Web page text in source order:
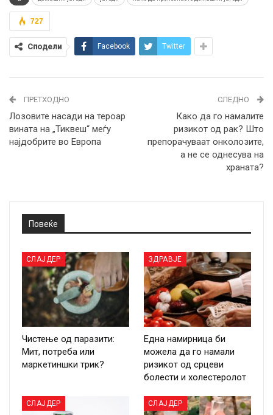
727
Сподели Facebook Twitter
ПРЕТХОДНО
Лозовите насади на тероар
вината на „Тиквеш“ меѓу
најдобрите во Европа
СЛЕДНО
Како да го намалите
ризикот од рак? Што
препорачуваат онколозите,
а не се однесува на
храната?
Повеќе
СЛАЈДЕР
Чистење од паразити:
Мит, потреба или
маркетиншки трик?
ЗДРАВЈЕ
Една намирница би
можела да го намали
ризикот од срцеви
болести и холестеролот
СЛАЈДЕР СЛАЈДЕР